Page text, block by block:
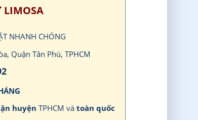
LIMOSA
NHANH CHÓNG
Quận Tân Phú, TPHCM
huyện TPHCM vàtoàn quốc